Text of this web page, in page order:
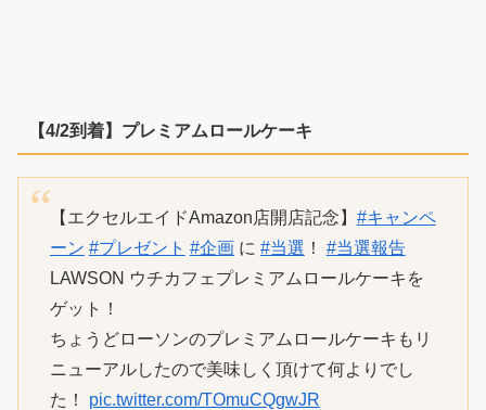
【4/2到着】プレミアムロールケーキ
【エクセルエイドAmazon店開店記念】 #キャンペ
ーン #プレゼント #企画に #当選 ！ #当選報告
LAWSON ウチカフェプレミアムロールケーキを
ゲット！
ちょうどローソンのプレミアムロールケーキもリ
ニューアルしたので美味しく頂けて何よりでし
た！ pic.twitter.com/TOmuCQgwJR